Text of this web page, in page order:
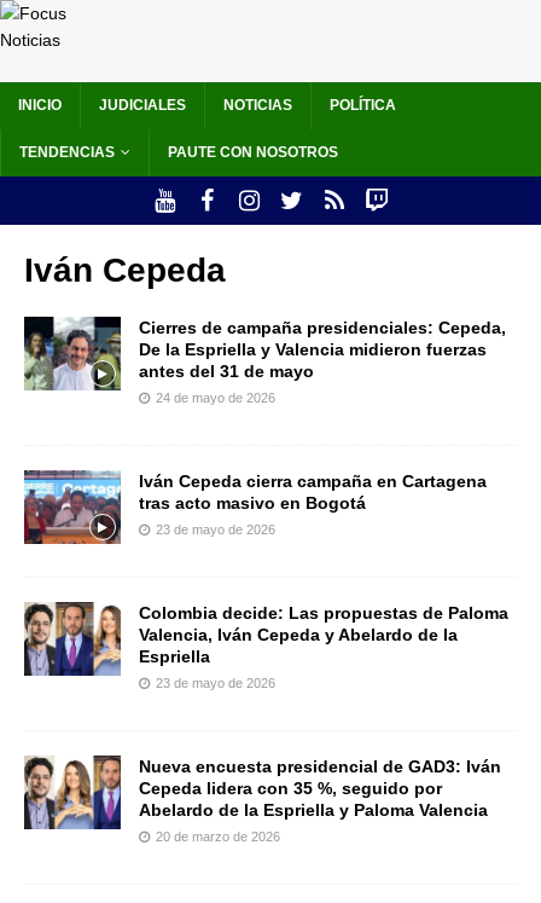
INICIO JUDICIALES NOTICIAS POLÍTICA
TENDENCIAS PAUTE CON NOSOTROS
Iván Cepeda
Cierres de campaña presidenciales: Cepeda,
De la Espriella y Valencia midieron fuerzas
antes del 31 de mayo
24 de mayo de 2026
Iván Cepeda cierra campaña en Cartagena
tras acto masivo en Bogotá
23 de mayo de 2026
Colombia decide: Las propuestas de Paloma
Valencia, Iván Cepeda y Abelardo de la
Espriella
23 de mayo de 2026
Nueva encuesta presidencial de GAD3: Iván
Cepeda lidera con 35 %, seguido por
Abelardo de la Espriella y Paloma Valencia
20 de marzo de 2026